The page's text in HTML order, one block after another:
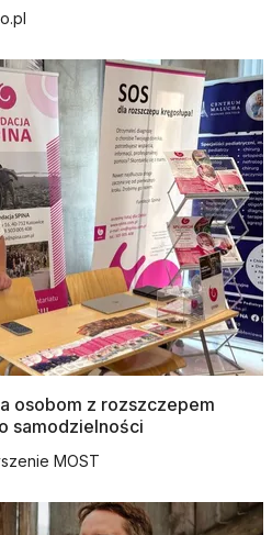
osobom z rozszczepem
samodzielności
MOST